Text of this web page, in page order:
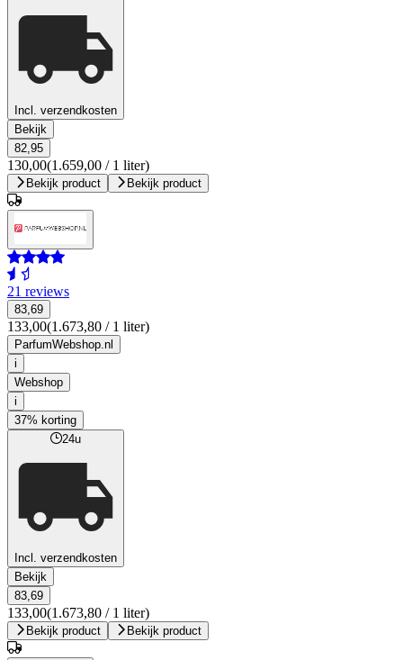
Incl. verzendkosten
Bekijk
82,95
130,00(1.659,00 / 1 liter)
Bekijk product Bekijk product
21 reviews
83,69
133,00(1.673,80 / 1 liter)
ParfumWebshop.nl
i
Webshop
i
37% korting
24u
Incl. verzendkosten
Bekijk
83,69
133,00(1.673,80 / 1 liter)
Bekijk product Bekijk product